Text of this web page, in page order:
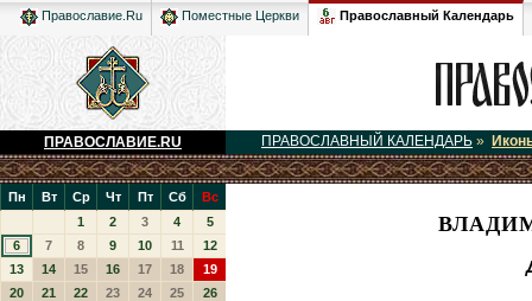
Православие.Ru Поместные Церкви Православный Календарь
ПРАВОСЛАВИЕ.RU ПРАВОСЛАВНЫЙ КАЛЕНДАРЬ »
Пн Вт Ср Чт Пт Сб
Вс
1
2 3 4
5
6
7 8 9 10 11
12
13
14 15 16 17 18
19
20
21 22 23 24 25
26